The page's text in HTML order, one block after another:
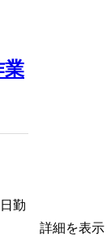
業
勤
詳細を表示